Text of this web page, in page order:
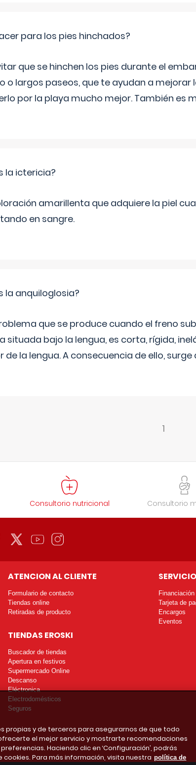
para los pies hinchados?
que se hinchen los pies durante el
o largos paseos, que te ayudan a mejorar
por la playa mucho mejor. También es
la ictericia?
amarillenta que adquiere la piel
en sangre.
la anquiloglosia?
que se produce cuando el freno
situada bajo la lengua, es corta, rígida,
de la lengua. A consecuencia de ello,
1
Consultorio nutricional Consultorio
ATENCION AL CLIENTE
Formulario de contacto
Tiendas online
Retiradas de producto
TIENDAS EROSKI
Buscador de tiendas
Apertura en festivos
Supermercado Online
Descanso
Eléctronica
Electrodomésticos
Seguros
Financiación
Tarjeta de
Encargos
Eventos
propias y de terceros para asegurarnos de que todo
el mejor servicio y mostrarte recomendaciones
Haciendo clic en ‘Configuración’, podrás
Para más información, visita nuestra política de